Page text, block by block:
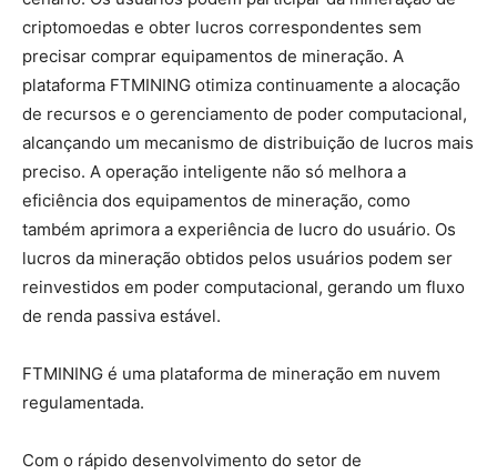
criptomoedas e obter lucros correspondentes sem
precisar comprar equipamentos de mineração. A
plataforma FTMINING otimiza continuamente a alocação
de recursos e o gerenciamento de poder computacional,
alcançando um mecanismo de distribuição de lucros mais
preciso. A operação inteligente não só melhora a
eficiência dos equipamentos de mineração, como
também aprimora a experiência de lucro do usuário. Os
lucros da mineração obtidos pelos usuários podem ser
reinvestidos em poder computacional, gerando um fluxo
de renda passiva estável.
FTMINING é uma plataforma de mineração em nuvem
regulamentada.
Com o rápido desenvolvimento do setor de